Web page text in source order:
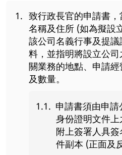
致行政長官的申請書
名稱及住所 (如為擬設
該公司名義行事及提
料，並指明將設立公
關業務的地點、申請
及數量。
申請書須由申
身份證明文件
附上簽署人具
件副本 (正面及